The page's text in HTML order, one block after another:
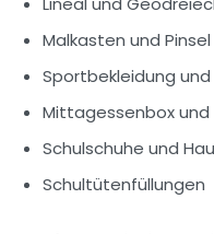
Malkasten und Pinsel
Sportbekleidung und
Mittagessenbox und
Schulschuhe und
Schultütenfüllungen